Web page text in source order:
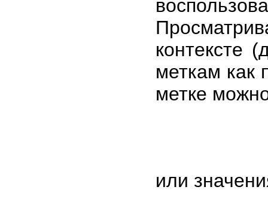
контексте
меткам как
метке
или